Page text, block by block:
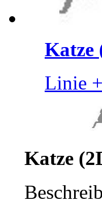
Katze
Linie
Katze